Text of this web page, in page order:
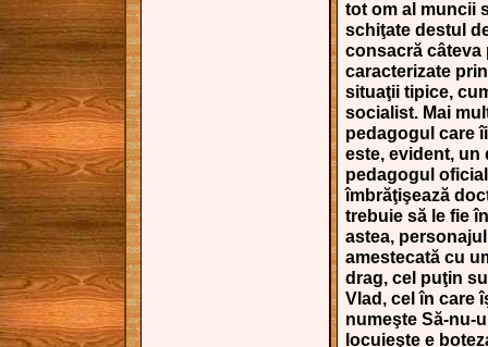
tot om al muncii
schiţate destul
consacră câteva
caracterizate
situaţii tipice,
socialist. Mai
pedagogul care
este, evident, un
pedagogul
îmbrăţişează
trebuie să le fie
astea,
amestecată cu
drag, cel puţin
Vlad, cel în care
numeşte Să-nu-
locuieşte e